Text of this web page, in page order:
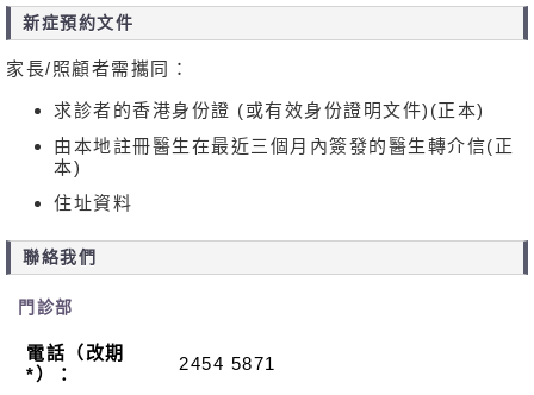
新症預約文件
家長/照顧者需攜同：
求診者的香港身份證 (或有效身份證明文件)(正本)
由本地註冊醫生在最近三個月內簽發的醫生轉介信(正
本)
住址資料
聯絡我們
門診部
電話（改期
*）：
2454 5871